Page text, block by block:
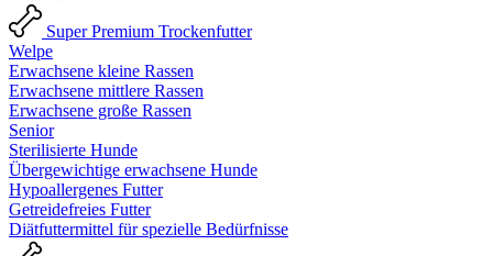
Super Premium Trockenfutter
Welpe
Erwachsene kleine Rassen
Erwachsene mittlere Rassen
Erwachsene große Rassen
Senior
Sterilisierte Hunde
Übergewichtige erwachsene Hunde
Hypoallergenes Futter
Getreidefreies Futter
Diätfuttermittel für spezielle Bedürfnisse